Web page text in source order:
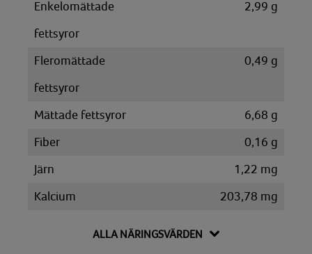
Enkelomättade
fettsyror
2,99 g
Fleromättade
fettsyror
0,49 g
Mättade fettsyror
6,68 g
Fiber
0,16 g
Järn
1,22 mg
Kalcium
203,78 mg
ALLA NÄRINGSVÄRDEN